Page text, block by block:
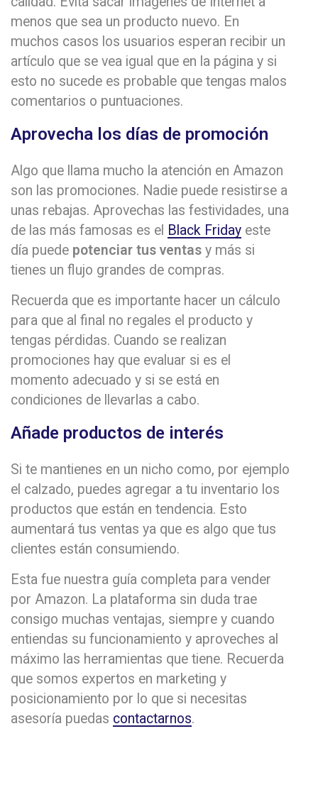
menos que sea un producto nuevo. En
muchos casos los usuarios esperan recibir un
artículo que se vea igual que en la página y si
esto no sucede es probable que tengas malos
comentarios o puntuaciones.
Aprovecha los días de promoción
Algo que llama mucho la atención en Amazon
son las promociones. Nadie puede resistirse a
unas rebajas. Aprovechas las festividades, una
de las más famosas es el Black Friday este
día puede potenciar tus ventas y más si
tienes un flujo grandes de compras.
Recuerda que es importante hacer un cálculo
para que al final no regales el producto y
tengas pérdidas. Cuando se realizan
promociones hay que evaluar si es el
momento adecuado y si se está en
condiciones de llevarlas a cabo.
Añade productos de interés
Si te mantienes en un nicho como, por ejemplo
el calzado, puedes agregar a tu inventario los
productos que están en tendencia. Esto
aumentará tus ventas ya que es algo que tus
clientes están consumiendo.
Esta fue nuestra guía completa para vender
por Amazon. La plataforma sin duda trae
consigo muchas ventajas, siempre y cuando
entiendas su funcionamiento y aproveches al
máximo las herramientas que tiene. Recuerda
que somos expertos en marketing y
posicionamiento por lo que si necesitas
asesoría puedas contactarnos.